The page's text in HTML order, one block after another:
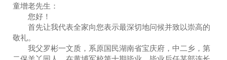
童增老先生：
您好！
首先让我代表全家向您表示最深切地问候并致以崇高的
敬礼。
我父罗彬一文质，系原国民湖南省宝庆府，中二乡，第